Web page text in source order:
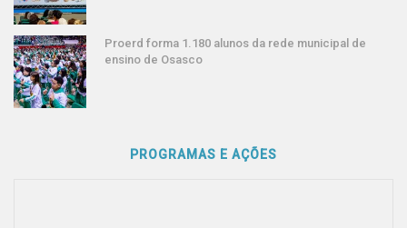
Proerd forma 1.180 alunos da rede municipal de
ensino de Osasco
PROGRAMAS E AÇÕES